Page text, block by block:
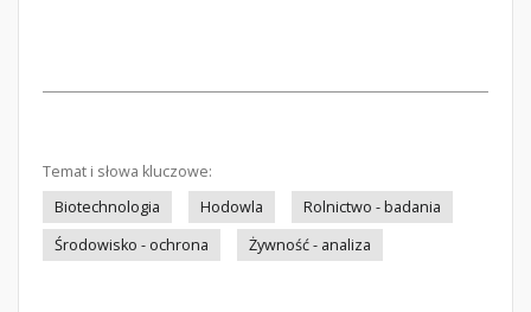
Temat i słowa kluczowe:
Biotechnologia
Hodowla
Rolnictwo - badania
Środowisko - ochrona
Żywność - analiza